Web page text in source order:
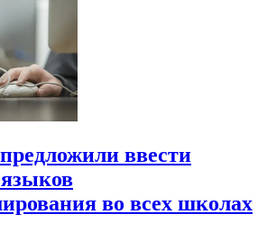
ввести
во всех школах